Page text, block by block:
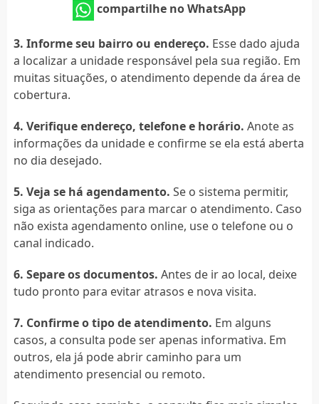
compartilhe no WhatsApp
3. Informe seu bairro ou endereço. Esse dado ajuda
a localizar a unidade responsável pela sua região. Em
muitas situações, o atendimento depende da área de
cobertura.
4. Verifique endereço, telefone e horário. Anote as
informações da unidade e confirme se ela está aberta
no dia desejado.
5. Veja se há agendamento. Se o sistema permitir,
siga as orientações para marcar o atendimento. Caso
não exista agendamento online, use o telefone ou o
canal indicado.
6. Separe os documentos. Antes de ir ao local, deixe
tudo pronto para evitar atrasos e nova visita.
7. Confirme o tipo de atendimento. Em alguns
casos, a consulta pode ser apenas informativa. Em
outros, ela já pode abrir caminho para um
atendimento presencial ou remoto.